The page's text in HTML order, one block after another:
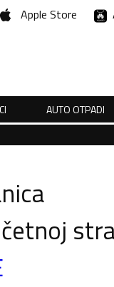
Apple Store
AUTO OTPADI